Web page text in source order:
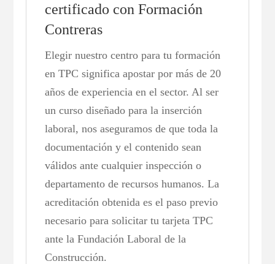
certificado con Formación
Contreras
Elegir nuestro centro para tu formación
en TPC significa apostar por más de 20
años de experiencia en el sector. Al ser
un curso diseñado para la inserción
laboral, nos aseguramos de que toda la
documentación y el contenido sean
válidos ante cualquier inspección o
departamento de recursos humanos. La
acreditación obtenida es el paso previo
necesario para solicitar tu tarjeta TPC
ante la Fundación Laboral de la
Construcción.